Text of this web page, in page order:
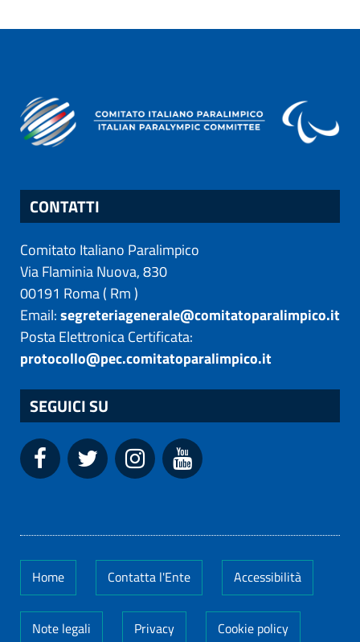
CONTATTI
Comitato Italiano Paralimpico
Via Flaminia Nuova, 830
00191 Roma( Rm)
Email:segreteriagenerale@comitatoparalimpico.it
Posta Elettronica Certificata:
protocollo@pec.comitatoparalimpico.it
SEGUICI SU
Home Contatta l'Ente Accessibilità
Note legali Privacy Cookie policy